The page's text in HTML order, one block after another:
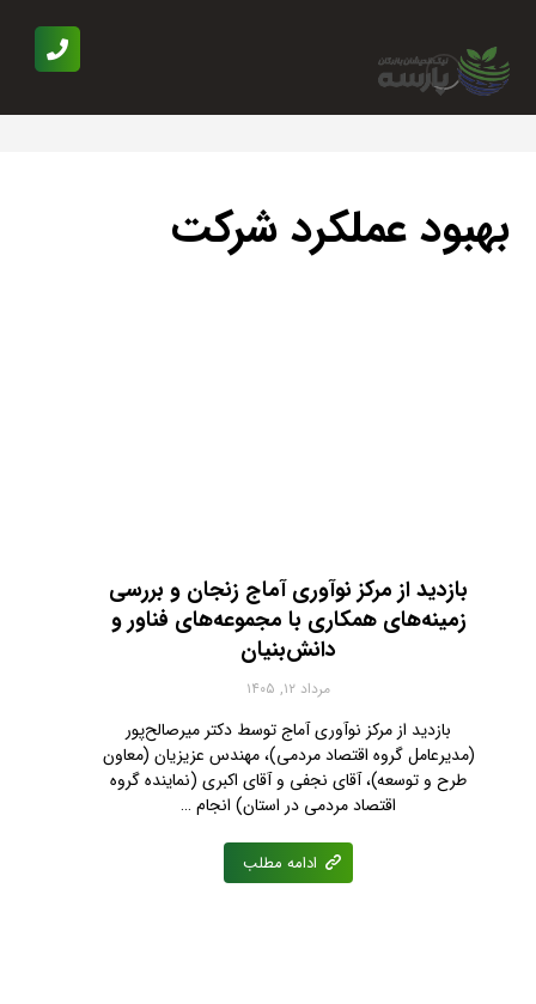
بهبود عملکرد شرکت
بازدید از مرکز نوآوری آماج زنجان و بررسی
زمینه‌های همکاری با مجموعه‌های فناور و
دانش‌بنیان
مرداد ۱۲, ۱۴۰۵
بازدید از مرکز نوآوری آماج توسط دکتر میرصالح‌پور
(مدیرعامل گروه اقتصاد مردمی)، مهندس عزیزیان (معاون
طرح و توسعه)، آقای نجفی‌ و آقای اکبری (نماینده گروه
اقتصاد مردمی در استان) انجام …
ادامه مطلب